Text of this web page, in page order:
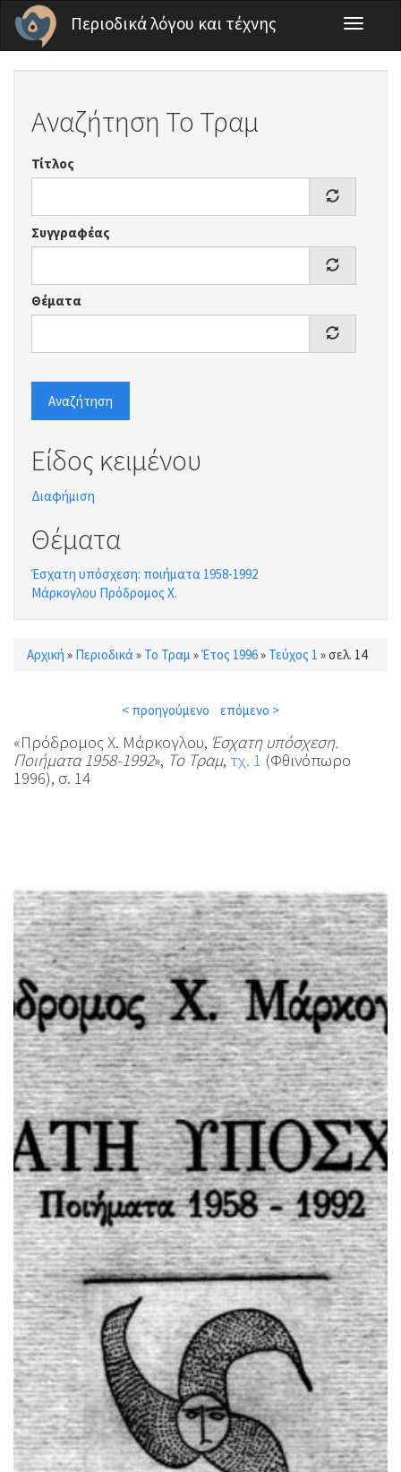
Παράκαμψη προς το κυρίως περιεχόμενο
Περιοδικά λόγου και τέχνης
Toggle
Αναζήτηση Το Τραμ
Τίτλος
Συγγραφέας
Θέματα
Αναζήτηση
Είδος κειμένου
Διαφήμιση
Θέματα
Έσχατη υπόσχεση: ποιήματα 1958-1992
Μάρκογλου Πρόδρομος Χ.
Είστε εδώ
Αρχική » Περιοδικά» Το Τραμ »Έτος 1996» Τεύχος 1 »σελ. 14
< προηγούμενο επόμενο >
«Πρόδρομος Χ. Μάρκογλου, Έσχατη υπόσχεση.
Ποιήματα 1958-1992», Το Τραμ, τχ. 1 (Φθινόπωρο
1996), σ. 14